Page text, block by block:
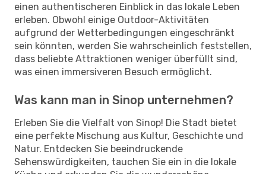
einen authentischeren Einblick in das lokale Leben
erleben. Obwohl einige Outdoor-Aktivitäten
aufgrund der Wetterbedingungen eingeschränkt
sein könnten, werden Sie wahrscheinlich feststellen,
dass beliebte Attraktionen weniger überfüllt sind,
was einen immersiveren Besuch ermöglicht.
Was kann man in Sinop unternehmen?
Erleben Sie die Vielfalt von Sinop! Die Stadt bietet
eine perfekte Mischung aus Kultur, Geschichte und
Natur. Entdecken Sie beeindruckende
Sehenswürdigkeiten, tauchen Sie ein in die lokale